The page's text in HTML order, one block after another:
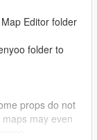
Editor folder
folder to
props do not
may even